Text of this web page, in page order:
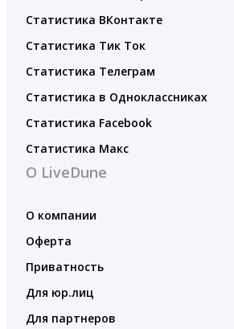
Статистика ВКонтакте
Статистика Тик Ток
Статистика Телеграм
Статистика в Одноклассниках
Статистика Facebook
Статистика Макс
О LiveDune
О компании
Оферта
Приватность
Для юр.лиц
Для партнеров